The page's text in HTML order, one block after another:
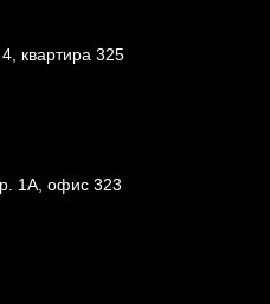
квартира 325
1А, офис 323